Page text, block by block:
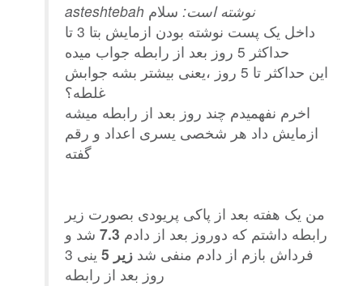
asteshtebah نوشته است: سلام
داخل یک پست نوشته بودن ازمایش بتا 3 تا
حداکثر 5 روز بعد از رابطه جواب میده
این حداکثر تا 5 روز ،یعنی بیشتر بشه جوابش
غلطه؟
اخرم نفهمیدم چند روز بعد از رابطه میشه
ازمایش داد هر شخصی یسری اعداد و رقم
گفته
من یک هفته بعد از پاکی پریودی بصورت زیر
رابطه داشتم که دوروز بعد از دادم 7.3 شد و
فرداش بازم از دادم منفی شد زیر 5
ینی 3
روز بعد از رابطه